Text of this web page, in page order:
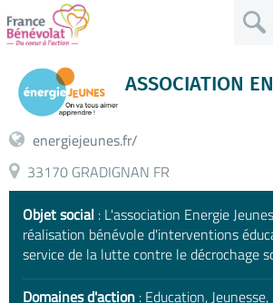
ASSOCIATION
energiejeunes.fr/
33170 GRADIGNAN FR
Objet social : L'association Energie
réalisation bénévole d'interventions
service de la lutte contre le décrochage
Domaines d'action : Education, Jeunesse,